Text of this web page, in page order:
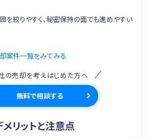
を絞りやすく、秘密保持の面でも進めやすい
案件一覧をみてみる
の売却を考えはじめた方へ
無料で相談する
リットと注意点